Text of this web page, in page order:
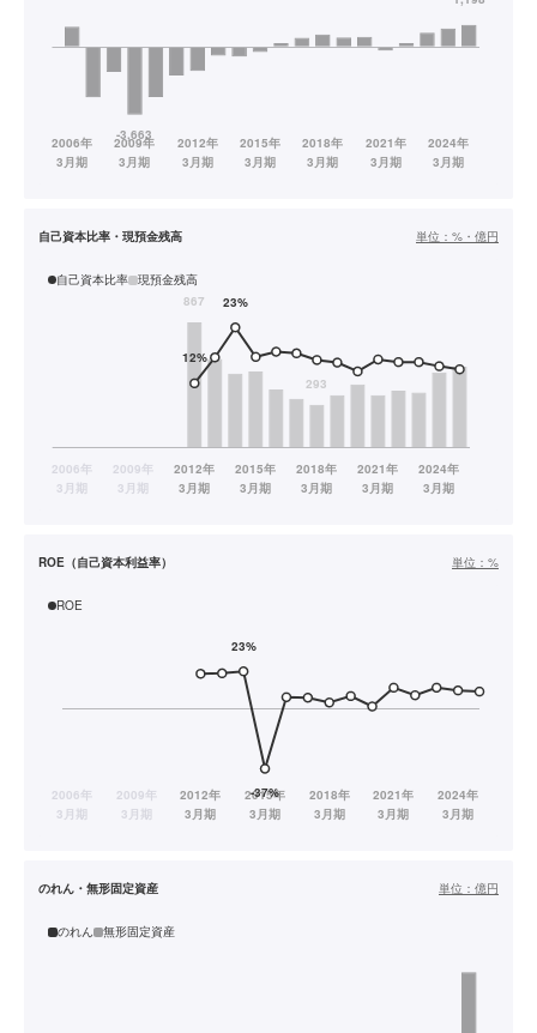
自己資本比率・現預金残高 単位： %・億円
自己資本比率 現預金残高
ROE（自己資本利益率） 単位： %
ROE
のれん・無形固定資産 単位： 億円
のれん 無形固定資産